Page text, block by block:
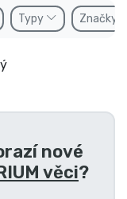
Typy Značky
nové
věci?